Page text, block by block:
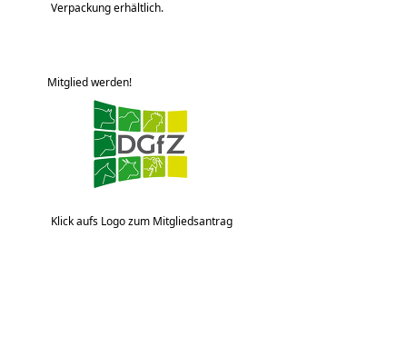
Verpackung erhältlich.
Mitglied werden!
Klick aufs Logo zum Mitgliedsantrag